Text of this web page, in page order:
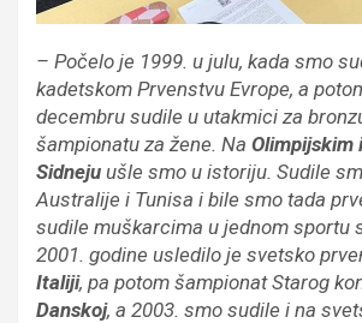
– Počelo je 1999. u julu, kada smo
kadetskom Prvenstvu Evrope, a
decembru sudile u utakmici za
šampionatu za žene. Na Olimpijskim
Sidneju ušle smo u istoriju. Sudile
Australije i Tunisa i bile smo tada
sudile muškarcima u jednom sportu
2001. godine usledilo je svetsko
Italiji, pa potom šampionat Starog
Danskoj, a 2003. smo sudile i na